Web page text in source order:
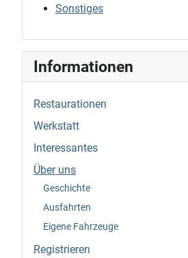
Sonstiges
Informationen
Restaurationen
Werkstatt
Interessantes
Über uns
Geschichte
Ausfahrten
Eigene Fahrzeuge
Registrieren